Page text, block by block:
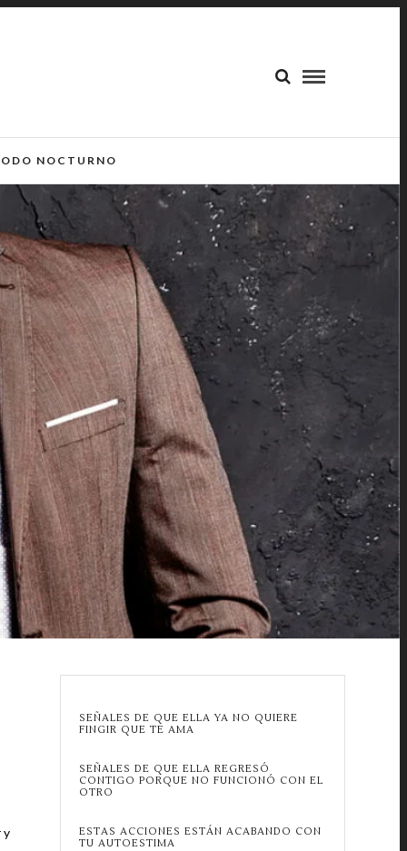
NOCTURNO
y
SEÑALES DE QUE ELLA YA NO QUIERE
FINGIR QUE TE AMA
SEÑALES DE QUE ELLA REGRESÓ
CONTIGO PORQUE NO FUNCIONÓ CON EL
OTRO
ESTAS ACCIONES ESTÁN ACABANDO CON
TU AUTOESTIMA